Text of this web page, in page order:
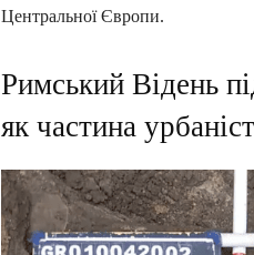
Центральної Європи.
Римський Відень
як частина